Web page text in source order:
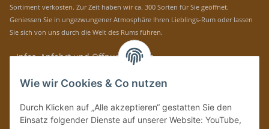
Sortiment verkosten. Zur Zeit haben wir ca. 300 Sorten für Sie geöffnet.
Geniessen Sie in ungezwungener Atmosphäre Ihren Lieblings-Rum oder lassen
Sie sich von uns durch die Welt des Rums führen.
» Infos, Anfahrt und Öffnungszeiten
Immer auf dem Laufenden mit unseren aktuellen Rum-News!
Bitte senden Sie mir entsprechend IhrerDatenschutzerklärung
regelmäßig und
jederzeit widerruflich Informationen zu Ihrem Produktsortiment per E-Mail zu.
Wie wir Cookies & Co nutzen
Durch Klicken auf „Alle akzeptieren“ gestatten Sie den
Einsatz folgender Dienste auf unserer Website: YouTube,